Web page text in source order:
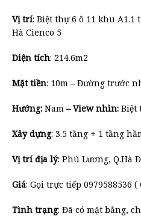
Vị trí: Biệt thự 6 ô 11 khu
Hà Cienco 5
Diện tích: 214.6m2
Mặt tiền: 10m – Đường trước
Hướng: Nam – View nhìn: Biệt
Xây dựng: 3.5 tầng + 1 tầng
Vị trí địa lý: Phú Lương, Q.Hà
Giá: Gọi trực tiếp 0979588536
Tình trạng: Đã có mặt bằng,